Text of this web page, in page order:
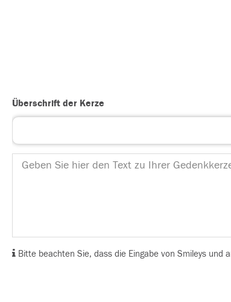
Überschrift der Kerze
Bitte beachten Sie, dass die Eingabe von Smileys und